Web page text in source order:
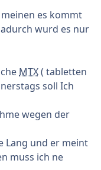
es kommt
wurd es nur
MTX( tabletten
soll Ich
wegen der
Lang und er meint
muss ich ne